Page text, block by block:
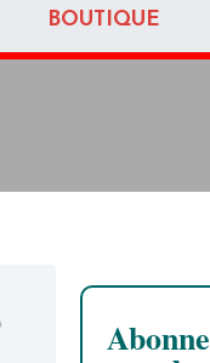
BOUTIQUE